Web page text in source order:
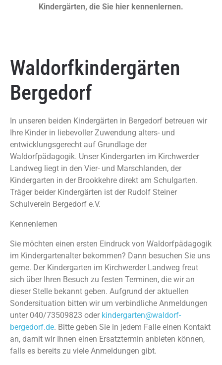
Kindergärten, die Sie hier kennenlernen.
Waldorfkindergärten
Bergedorf
In unseren beiden Kindergärten in Bergedorf betreuen wir
Ihre Kinder in liebevoller Zuwendung alters- und
entwicklungsgerecht auf Grundlage der
Waldorfpädagogik. Unser Kindergarten im Kirchwerder
Landweg liegt in den Vier- und Marschlanden, der
Kindergarten in der Brookkehre direkt am Schulgarten.
Träger beider Kindergärten ist der Rudolf Steiner
Schulverein Bergedorf e.V.
Kennenlernen
Sie möchten einen ersten Eindruck von Waldorfpädagogik
im Kindergartenalter bekommen? Dann besuchen Sie uns
gerne. Der Kindergarten im Kirchwerder Landweg freut
sich über Ihren Besuch zu festen Terminen, die wir an
dieser Stelle bekannt geben. Aufgrund der aktuellen
Sondersituation bitten wir um verbindliche Anmeldungen
unter 040/73509823 oder kindergarten@waldorf-
bergedorf.de. Bitte geben Sie in jedem Falle einen Kontakt
an, damit wir Ihnen einen Ersatztermin anbieten können,
falls es bereits zu viele Anmeldungen gibt.